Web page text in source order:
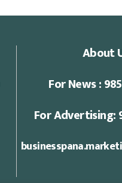
About
For News :
For Advertising: